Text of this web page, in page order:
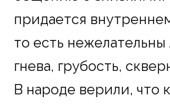
придается
то есть
гнева, грубость,
В народе верили, что